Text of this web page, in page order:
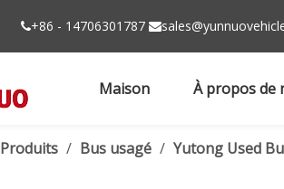
+86 - 14706301787 
Maison À propos de
Produits / Bus usagé / Yutong Used